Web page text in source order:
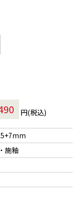
円(税込)
施釉